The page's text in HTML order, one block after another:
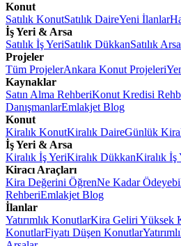
Konut
Satılık KonutSatılık DaireYeni İlanlar
İş Yeri & Arsa
Satılık İş YeriSatılık DükkanSatılık Arsa
Projeler
Tüm ProjelerAnkara Konut Projeleri
Kaynaklar
Satın Alma RehberiKonut Kredisi
DanışmanlarEmlakjet Blog
Konut
Kiralık KonutKiralık DaireGünlük
İş Yeri & Arsa
Kiralık İş YeriKiralık DükkanKiralık İş
Kiracı Araçları
Kira Değerini ÖğrenNe Kadar
RehberiEmlakjet Blog
İlanlar
Yatırımlık KonutlarKira Geliri Yüksek
KonutlarFiyatı Düşen Konutlar